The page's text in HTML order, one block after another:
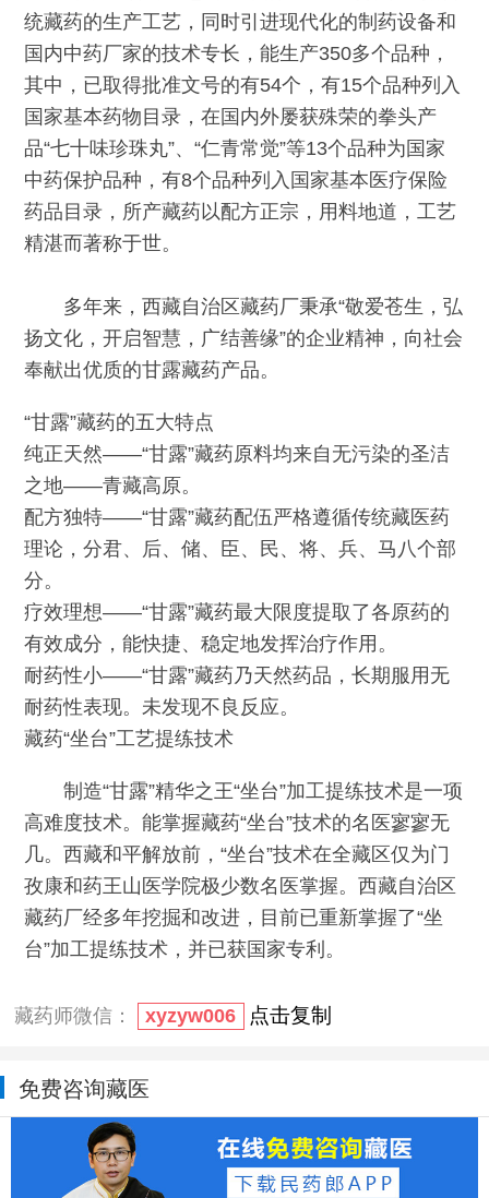
统藏药的生产工艺，同时引进现代化的制药设备和
国内中药厂家的技术专长，能生产350多个品种，
其中，已取得批准文号的有54个，有15个品种列入
国家基本药物目录，在国内外屡获殊荣的拳头产
品“七十味珍珠丸”、“仁青常觉”等13个品种为国家
中药保护品种，有8个品种列入国家基本医疗保险
药品目录，所产藏药以配方正宗，用料地道，工艺
精湛而著称于世。
多年来，西藏自治区藏药厂秉承“敬爱苍生，弘
扬文化，开启智慧，广结善缘”的企业精神，向社会
奉献出优质的甘露藏药产品。
“甘露”藏药的五大特点
纯正天然——“甘露”藏药原料均来自无污染的圣洁
之地——青藏高原。
配方独特——“甘露”藏药配伍严格遵循传统藏医药
理论，分君、后、储、臣、民、将、兵、马八个部
分。
疗效理想——“甘露”藏药最大限度提取了各原药的
有效成分，能快捷、稳定地发挥治疗作用。
耐药性小——“甘露”藏药乃天然药品，长期服用无
耐药性表现。未发现不良反应。
藏药“坐台”工艺提练技术
制造“甘露”精华之王“坐台”加工提练技术是一项
高难度技术。能掌握藏药“坐台”技术的名医寥寥无
几。西藏和平解放前，“坐台”技术在全藏区仅为门
孜康和药王山医学院极少数名医掌握。西藏自治区
藏药厂经多年挖掘和改进，目前已重新掌握了“坐
台”加工提练技术，并已获国家专利。
藏药师微信： xyzyw006 点击复制
免费咨询藏医